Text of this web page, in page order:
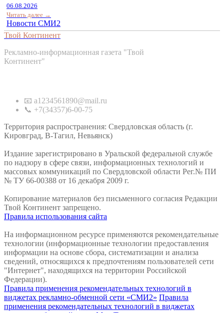
06.08.2026
Читать далее →
Новости СМИ2
Твой Континент
Рекламно-информационная газета "Твой
Континент"
📧 a1234561890@mail.ru
📞 +7(34357)6-00-75
Территория распространения: Свердловская область (г.
Кировград, В-Тагил, Невьянск)
Издание зарегистрировано в Уральской федеральной службе
по надзору в сфере связи, информационных технологий и
массовых коммуникаций по Свердловской области Рег.№ ПИ
№ ТУ 66-00388 от 16 декабря 2009 г.
Копирование материалов без письменного согласия Редакции
Твой Континент запрещено.
Правила использования сайта
На информационном ресурсе применяются рекомендательные
технологии (информационные технологии предоставления
информации на основе сбора, систематизации и анализа
сведений, относящихся к предпочтениям пользователей сети
"Интернет", находящихся на территории Российской
Федерации).
Правила применения рекомендательных технологий в
виджетах рекламно-обменной сети «СМИ2» Правила
применения рекомендательных технологий в виджетах